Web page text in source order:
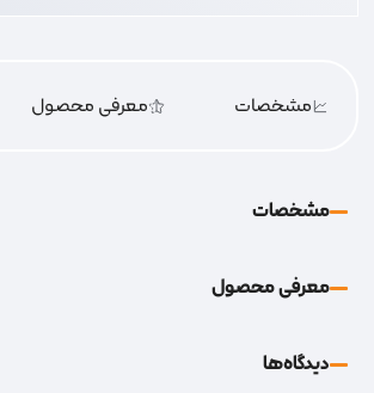
مشخصات معرفی محصول
مشخصات
معرفی محصول
دیدگاه‌‌ها